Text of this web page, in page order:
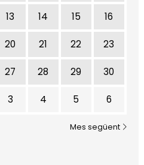
13 14 15 16
20 21 22 23
27 28 29 30
3 4 5 6
Mes següent